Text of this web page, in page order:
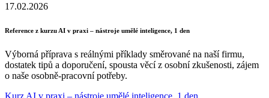
17.02.2026
Reference z kurzu AI v praxi – nástroje umělé inteligence, 1 den
Výborná příprava s reálnými příklady směrované na naší firmu,
dostatek tipů a doporučení, spousta věcí z osobní zkušenosti, zájem
o naše osobně-pracovní potřeby.
Kurz AI v praxi – nástroje umělé inteligence, 1 den